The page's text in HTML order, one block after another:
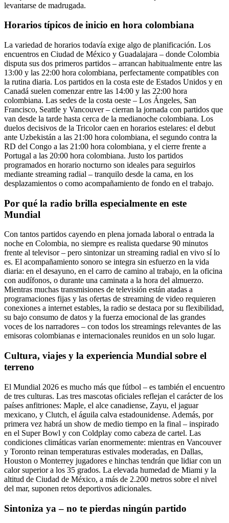
levantarse de madrugada.
Horarios típicos de inicio en hora colombiana
La variedad de horarios todavía exige algo de planificación. Los
encuentros en Ciudad de México y Guadalajara – donde Colombia
disputa sus dos primeros partidos – arrancan habitualmente entre las
13:00 y las 22:00 hora colombiana, perfectamente compatibles con
la rutina diaria. Los partidos en la costa este de Estados Unidos y en
Canadá suelen comenzar entre las 14:00 y las 22:00 hora
colombiana. Las sedes de la costa oeste – Los Ángeles, San
Francisco, Seattle y Vancouver – cierran la jornada con partidos que
van desde la tarde hasta cerca de la medianoche colombiana. Los
duelos decisivos de la Tricolor caen en horarios estelares: el debut
ante Uzbekistán a las 21:00 hora colombiana, el segundo contra la
RD del Congo a las 21:00 hora colombiana, y el cierre frente a
Portugal a las 20:00 hora colombiana. Justo los partidos
programados en horario nocturno son ideales para seguirlos
mediante streaming radial – tranquilo desde la cama, en los
desplazamientos o como acompañamiento de fondo en el trabajo.
Por qué la radio brilla especialmente en este
Mundial
Con tantos partidos cayendo en plena jornada laboral o entrada la
noche en Colombia, no siempre es realista quedarse 90 minutos
frente al televisor – pero sintonizar un streaming radial en vivo sí lo
es. El acompañamiento sonoro se integra sin esfuerzo en la vida
diaria: en el desayuno, en el carro de camino al trabajo, en la oficina
con audífonos, o durante una caminata a la hora del almuerzo.
Mientras muchas transmisiones de televisión están atadas a
programaciones fijas y las ofertas de streaming de video requieren
conexiones a internet estables, la radio se destaca por su flexibilidad,
su bajo consumo de datos y la fuerza emocional de las grandes
voces de los narradores – con todos los streamings relevantes de las
emisoras colombianas e internacionales reunidos en un solo lugar.
Cultura, viajes y la experiencia Mundial sobre el
terreno
El Mundial 2026 es mucho más que fútbol – es también el encuentro
de tres culturas. Las tres mascotas oficiales reflejan el carácter de los
países anfitriones: Maple, el alce canadiense, Zayu, el jaguar
mexicano, y Clutch, el águila calva estadounidense. Además, por
primera vez habrá un show de medio tiempo en la final – inspirado
en el Super Bowl y con Coldplay como cabeza de cartel. Las
condiciones climáticas varían enormemente: mientras en Vancouver
y Toronto reinan temperaturas estivales moderadas, en Dallas,
Houston o Monterrey jugadores e hinchas tendrán que lidiar con un
calor superior a los 35 grados. La elevada humedad de Miami y la
altitud de Ciudad de México, a más de 2.200 metros sobre el nivel
del mar, suponen retos deportivos adicionales.
Sintoniza ya – no te pierdas ningún partido